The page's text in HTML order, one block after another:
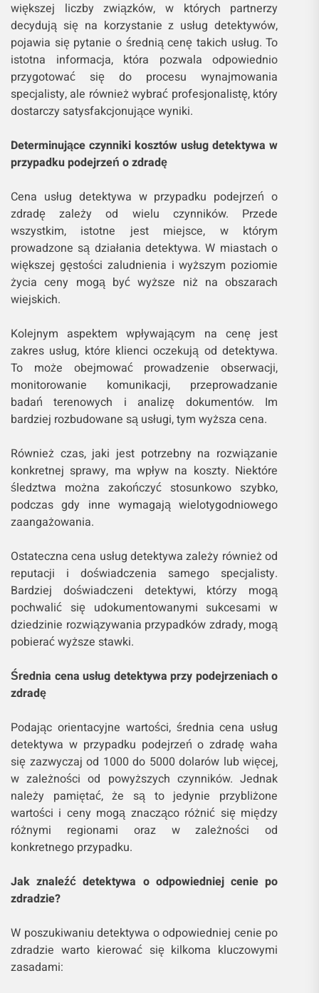
większej liczby związków, w których partnerzy
decydują się na korzystanie z usług detektywów,
pojawia się pytanie o średnią cenę takich usług. To
istotna informacja, która pozwala odpowiednio
przygotować się do procesu wynajmowania
specjalisty, ale również wybrać profesjonalistę, który
dostarczy satysfakcjonujące wyniki.
Determinujące czynniki kosztów usług detektywa w
przypadku podejrzeń o zdradę
Cena usług detektywa w przypadku podejrzeń o
zdradę zależy od wielu czynników. Przede
wszystkim, istotne jest miejsce, w którym
prowadzone są działania detektywa. W miastach o
większej gęstości zaludnienia i wyższym poziomie
życia ceny mogą być wyższe niż na obszarach
wiejskich.
Kolejnym aspektem wpływającym na cenę jest
zakres usług, które klienci oczekują od detektywa.
To może obejmować prowadzenie obserwacji,
monitorowanie komunikacji, przeprowadzanie
badań terenowych i analizę dokumentów. Im
bardziej rozbudowane są usługi, tym wyższa cena.
Również czas, jaki jest potrzebny na rozwiązanie
konkretnej sprawy, ma wpływ na koszty. Niektóre
śledztwa można zakończyć stosunkowo szybko,
podczas gdy inne wymagają wielotygodniowego
zaangażowania.
Ostateczna cena usług detektywa zależy również od
reputacji i doświadczenia samego specjalisty.
Bardziej doświadczeni detektywi, którzy mogą
pochwalić się udokumentowanymi sukcesami w
dziedzinie rozwiązywania przypadków zdrady, mogą
pobierać wyższe stawki.
Średnia cena usług detektywa przy podejrzeniach o
zdradę
Podając orientacyjne wartości, średnia cena usług
detektywa w przypadku podejrzeń o zdradę waha
się zazwyczaj od 1000 do 5000 dolarów lub więcej,
w zależności od powyższych czynników. Jednak
należy pamiętać, że są to jedynie przybliżone
wartości i ceny mogą znacząco różnić się między
różnymi regionami oraz w zależności od
konkretnego przypadku.
Jak znaleźć detektywa o odpowiedniej cenie po
zdradzie?
W poszukiwaniu detektywa o odpowiedniej cenie po
zdradzie warto kierować się kilkoma kluczowymi
zasadami: